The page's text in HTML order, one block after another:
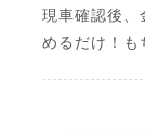
現車確認後、
めるだけ！も